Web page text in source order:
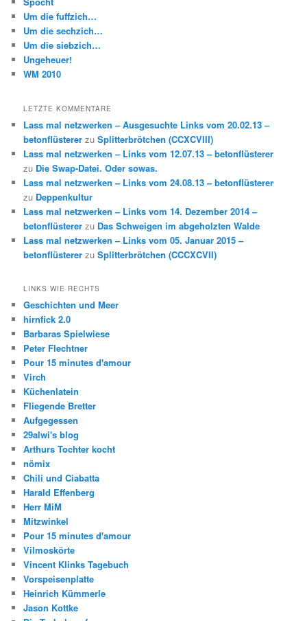
Um die fuffzich…
Um die sechzich…
Um die siebzich…
Ungeheuer!
WM 2010
LETZTE KOMMENTARE
Lass mal netzwerken – Ausgesuchte Links vom 20.02.13 –
betonflüsterer zuSplitterbrötchen (CCXCVIII)
Lass mal netzwerken – Links vom 12.07.13 – betonflüsterer
zu Die Swap-Datei. Oder sowas.
Lass mal netzwerken – Links vom 24.08.13 – betonflüsterer
zu Deppenkultur
Lass mal netzwerken – Links vom 14. Dezember 2014 –
betonflüsterer zu Das Schweigen im abgeholzten Walde
Lass mal netzwerken – Links vom 05. Januar 2015 –
betonflüsterer zuSplitterbrötchen (CCCXCVII)
LINKS WIE RECHTS
Geschichten und Meer
hirnfick 2.0
Barbaras Spielwiese
Peter Flechtner
Pour 15 minutes d'amour
Virch
Küchenlatein
Fliegende Bretter
Aufgegessen
29alwi's blog
Arthurs Tochter kocht
nömix
Chili und Ciabatta
Harald Effenberg
Herr MiM
Mitzwinkel
Pour 15 minutes d'amour
Vilmoskörte
Vincent Klinks Tagebuch
Vorspeisenplatte
Heinrich Kümmerle
Jason Kottke